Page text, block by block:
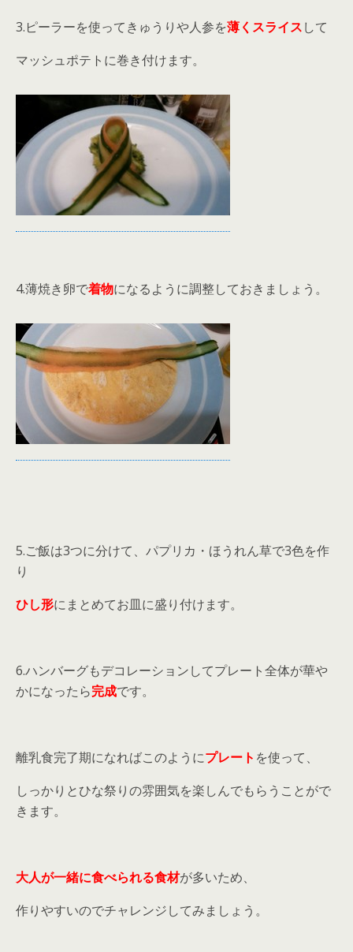
3.ピーラーを使ってきゅうりや人参を薄くスライスして
マッシュポテトに巻き付けます。
4.薄焼き卵で着物になるように調整しておきましょう。
5.ご飯は3つに分けて、パプリカ・ほうれん草で3色を作
り
ひし形にまとめてお皿に盛り付けます。
6.ハンバーグもデコレーションしてプレート全体が華や
かになったら完成です。
離乳食完了期になればこのようにプレート を使って、
しっかりとひな祭りの雰囲気を楽しんでもらうことがで
きます。
大人が一緒に食べられる食材が多いため、
作りやすいのでチャレンジしてみましょう。